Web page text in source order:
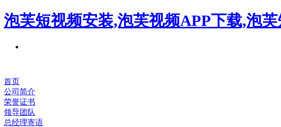
泡芙短视频安装,泡芙视频APP下载,泡
首页
公司简介
荣誉证书
领导团队
总经理寄语